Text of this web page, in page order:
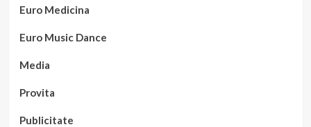
Euro Medicina
Euro Music Dance
Media
Provita
Publicitate